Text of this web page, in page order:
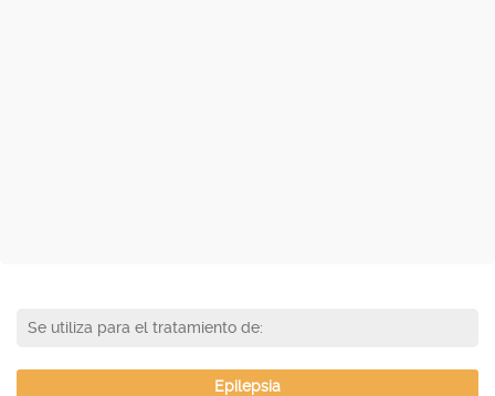
Se utiliza para el tratamiento de:
Epilepsia